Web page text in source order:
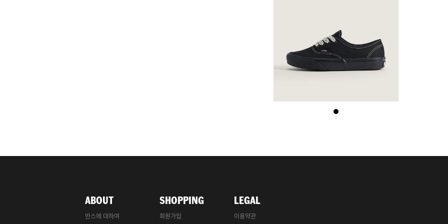
ABOUT
반스에 대하여
SHOPPING
회원가입
LEGAL
이용약관